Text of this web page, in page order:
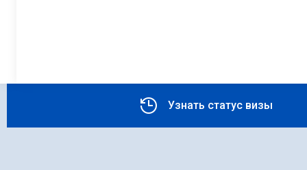
Узнать статус визы